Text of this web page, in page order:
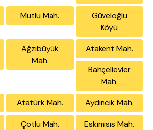
Mutlu Mah.
Güveloğlu
Köyü
Ağzıbüyük
Mah.
Atakent Mah.
Bahçelievler
Mah.
Atatürk Mah. Aydıncık Mah.
Çotlu Mah. Eskimisis Mah.